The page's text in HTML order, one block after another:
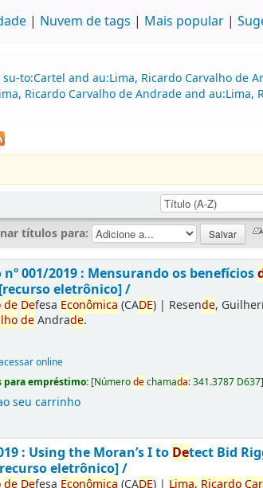
Nuvem de tags Mais popular
to:Cartel and au:Lima, Ricardo Carvalho de
Ricardo Carvalho de Andrade and
títulos para:
001/2019 : Mensurando os benefícios
eletrônico] /
de Defesa Econômica (CADE) | Resende,
deAndrade.
online
empréstimo: [Númerodechamada:341.3787 D637
seu carrinho
: Using the Moran’s I to Detect Bid
eletrônico] /